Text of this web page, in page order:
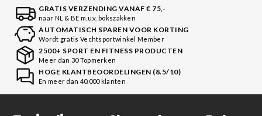
GRATIS VERZENDING VANAF € 75,-
naar NL & BE m.u.v. bokszakken
AUTOMATISCH SPAREN VOOR KORTING
Wordt gratis Vechtsportwinkel Member
2500+ SPORT EN FITNESS PRODUCTEN
Meer dan 30 Topmerken
HOGE KLANTBEOORDELINGEN (8.5/10)
En meer dan 40.000 klanten